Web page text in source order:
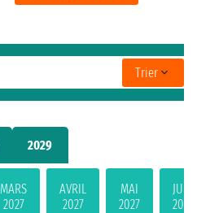
2029
MARS
2027
AVRIL
2027
MAI
2027
JUIN
2027
Trier